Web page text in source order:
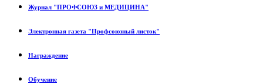
Журнал "ПРОФСОЮЗ и МЕДИЦИНА"
Электронная газета "Профсоюзный листок"
Награждение
Обучение